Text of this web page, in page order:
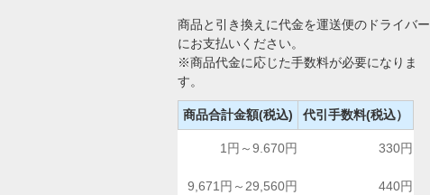
商品と引き換えに代金を運送便のドライバー
にお支払いください。
※商品代金に応じた手数料が必要になりま
す。
商品合計金額(税込) 代引手数料(税込）
1円～9.670円 330円
9,671円～29,560円 440円